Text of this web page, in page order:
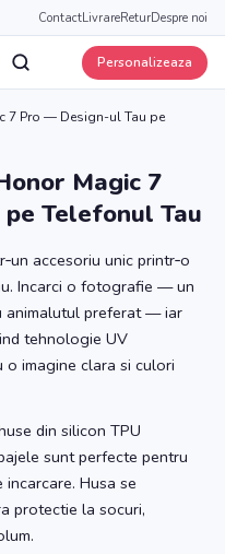
ContactLivrareReturDespre noi
Personalizeaza
7 Pro — Design-ul Tau pe
Magic 7
Telefonul Tau
accesoriu unic printr‑o
Incarci o fotografie — un
animalutul preferat — iar
tehnologie UV
imagine clara si culori
din silicon TPU
sunt perfecte pentru
Husa se
protectie la socuri,